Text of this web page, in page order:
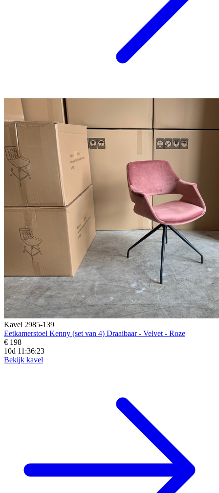
Kavel 2985-139
Eetkamerstoel Kenny (set van 4) Draaibaar - Velvet - Roze
€ 198
10d 11:36:21
Bekijk kavel